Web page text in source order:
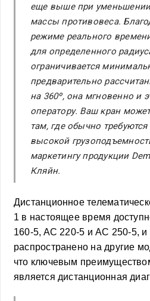
еще выше при
массы противовеса.
режиме реального
для определенного
ограничивается
предварительно
на 360º, она мгновенно и
оператору. Ваш кран
там, где обычно
высокой
маркетингу продукции
Кляйн.
Дистанционное
1 в настоящее время
160-5, AC 220-5 и AC 250-5,
распространено на другие
что ключевым
является дистанционная